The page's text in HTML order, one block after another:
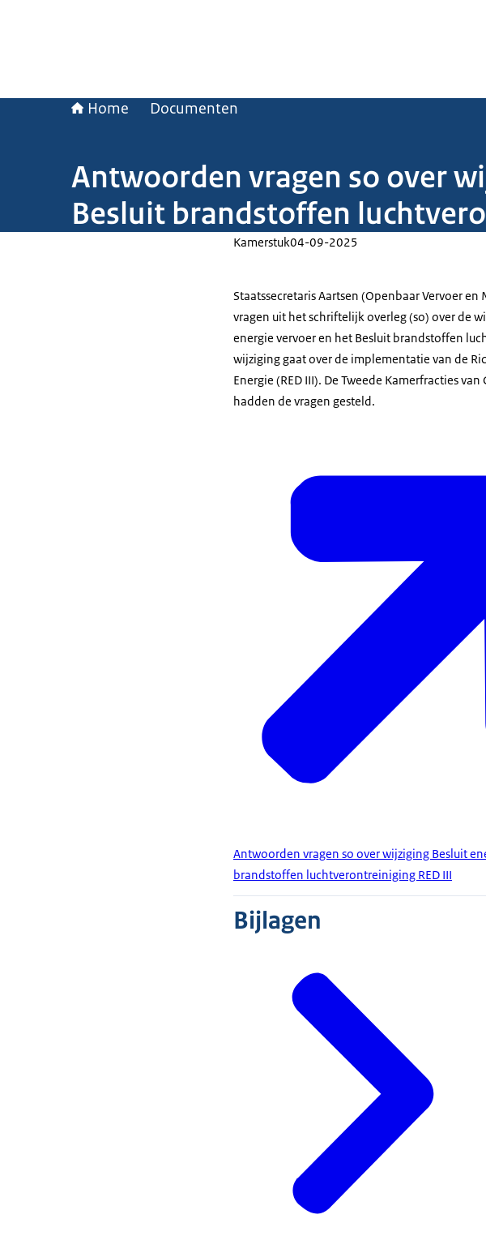
Home Documenten
Antwoorden vragen so over
Besluit brandstoffen
Kamerstuk04-09-2025
Staatssecretaris Aartsen (Openbaar Vervoer
vragen uit het schriftelijk overleg (so) over de
energie vervoer en het Besluit brandstoffen
wijziging gaat over de implementatie van de
Energie (RED III). De Tweede Kamerfracties van
hadden de vragen gesteld.
Antwoorden vragen so over wijziging Besluit
brandstoffen luchtverontreiniging RED III
Bijlagen